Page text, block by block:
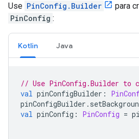
Use PinConfig.Builder
para
PinConfig :
Kotlin Java
// Use PinConfig.Builder to
val pinConfigBuilder :
pinConfigBuilder .
val pinConfig : PinConfig =